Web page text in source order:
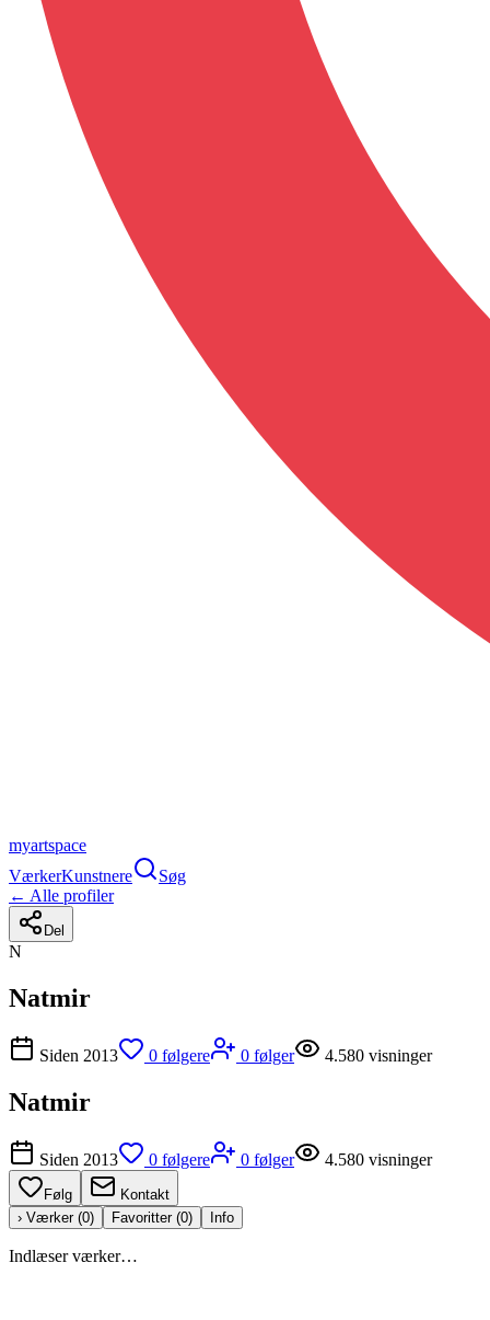
myartspace
VærkerKunstnere
Søg
← Alle profiler
Del
N
Natmir
Siden 2013 0 følgere 0 følger 4.580 visninger
Natmir
Siden 2013 0 følgere 0 følger 4.580 visninger
Følg
Kontakt
› Værker (0) Favoritter (0) Info
Indlæser værker…